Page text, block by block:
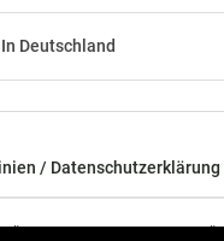
Deutschland
/ Datenschutzerklärung
Österreich - Nachrichten aus